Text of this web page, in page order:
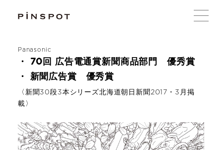
Panasonic
・ 70回 広告電通賞新聞商品部門 優秀賞
・ 新聞広告賞 優秀賞
〈新聞30段3本シリーズ北海道朝日新聞2017・3月掲
載〉